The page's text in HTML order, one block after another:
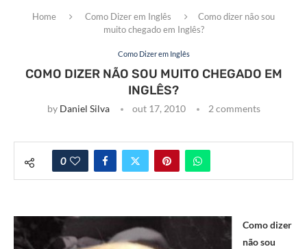
Home Como Dizer em Inglês
Como dizer não sou
muito chegado em Inglês?
Como Dizer em Inglês
COMO DIZER NÃO SOU MUITO CHEGADO EM
INGLÊS?
by Daniel Silva out 17, 2010 2 comments
0
Como dizer
não sou